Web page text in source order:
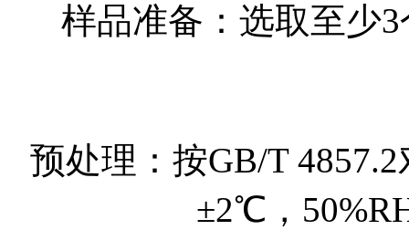
样品准备：选取至少
预处理：按GB/T
±2℃，